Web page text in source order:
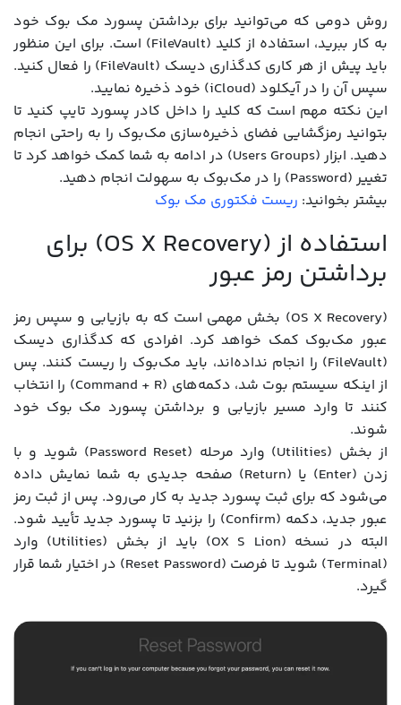
روش دومی که می‌توانید برای برداشتن پسورد مک بوک خود
به کار ببرید، استفاده از کلید (FileVault) است. برای این منظور
باید پیش از هر کاری کدگذاری دیسک (FileVault) را فعال کنید.
سپس آن را در آیکلود (iCloud) خود ذخیره نمایید.
این نکته مهم است که کلید را داخل کادر پسورد تایپ کنید تا
بتوانید رمزگشایی فضای ذخیره‌سازی مک‌بوک را به راحتی انجام
دهید. ابزار (Users Groups) در ادامه به شما کمک خواهد کرد تا
تغییر (Password) را در مک‌بوک به سهولت انجام دهید.
بیشتر بخوانید: ریست فکتوری مک بوک
استفاده از (OS X Recovery) برای
برداشتن رمز عبور
(OS X Recovery) بخش مهمی است که به بازیابی و سپس رمز
عبور مک‌بوک کمک خواهد کرد. افرادی که کدگذاری دیسک
(FileVault) را انجام نداده‌اند، باید مک‌بوک را ریست کنند. پس
از اینکه سیستم بوت شد، دکمه‌های (Command + R) را انتخاب
کنند تا وارد مسیر بازیابی و برداشتن پسورد مک بوک خود
شوند.
از بخش (Utilities) وارد مرحله (Password Reset) شوید و با
زدن (Enter) یا (Return) صفحه جدیدی به شما نمایش داده
می‌شود که برای ثبت پسورد جدید به کار می‌رود. پس از ثبت رمز
عبور جدید، دکمه (Confirm) را بزنید تا پسورد جدید تأیید شود.
البته در نسخه (OX S Lion) باید از بخش (Utilities) وارد
(Terminal) شوید تا فرصت (Reset Password) در اختیار شما قرار
گیرد.